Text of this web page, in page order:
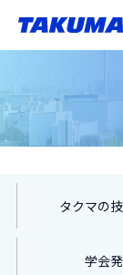
タクマの
学会